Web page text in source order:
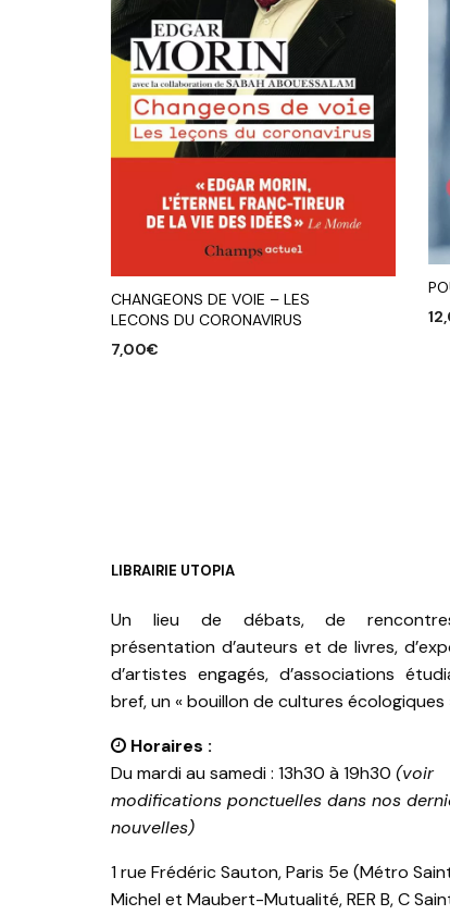
CHANGEONS DE VOIE – LES
LECONS DU CORONAVIRUS
7,00€
LIBRAIRIE UTOPIA
Un lieu de débats, de
présentation d’auteurs et de livres,
d’artistes engagés, d’associations
bref, un « bouillon de cultures écologiques
Horaires :
Du mardi au samedi : 13h30 à 19h30 (voir
modifications ponctuelles dans nos
nouvelles)
1 rue Frédéric Sauton, Paris 5e (Métro
Michel et Maubert-Mutualité, RER B, C